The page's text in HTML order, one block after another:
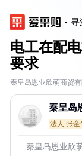
寻
电工在配
要求
秦皇岛恩业欣萌商贸有
秦皇岛
法人:张金
秦皇岛恩业欣